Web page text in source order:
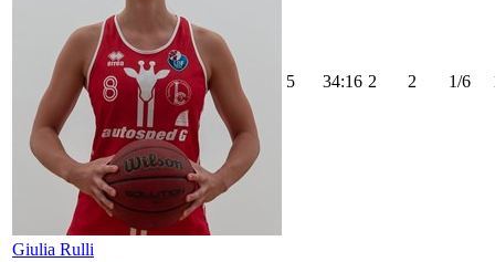
Giulia Rulli
5 34:16 2 2 1/6